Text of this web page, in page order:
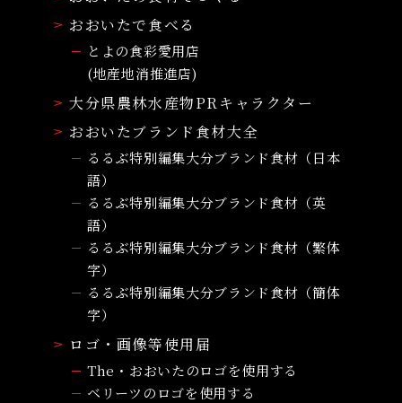
おおいたで食べる
とよの食彩愛用店
(地産地消推進店)
大分県農林水産物PRキャラクター
おおいたブランド食材大全
るるぶ特別編集大分ブランド食材（日本
語）
るるぶ特別編集大分ブランド食材（英
語）
るるぶ特別編集大分ブランド食材（繁体
字）
るるぶ特別編集大分ブランド食材（簡体
字）
ロゴ・画像等使用届
The・おおいたのロゴを使用する
ベリーツのロゴを使用する